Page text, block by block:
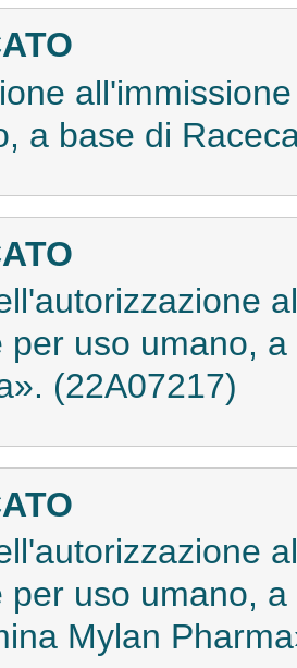
a base di
per uso umano,
(22A07217)
per uso umano,
Mylan